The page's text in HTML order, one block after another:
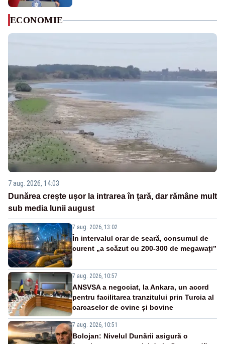
ECONOMIE
7 aug. 2026, 14:03
Dunărea crește ușor la intrarea în țară, dar rămâne mult
sub media lunii august
7 aug. 2026, 13:02
În intervalul orar de seară, consumul de
curent „a scăzut cu 200-300 de megawați”
7 aug. 2026, 10:57
ANSVSA a negociat, la Ankara, un acord
pentru facilitarea tranzitului prin Turcia al
carcaselor de ovine și bovine
7 aug. 2026, 10:51
Bolojan: Nivelul Dunării asigură o